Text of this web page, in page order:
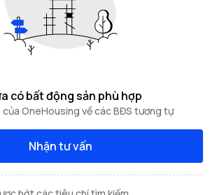
có bất động sản phù hợp
của OneHousing về các BĐS tương tự
Nhận tư vấn